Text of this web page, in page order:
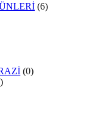
(6)
(0)